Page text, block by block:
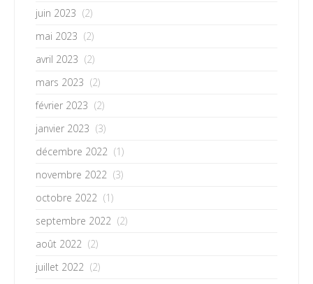
juin 2023 (2)
mai 2023 (2)
avril 2023 (2)
mars 2023 (2)
février 2023 (2)
janvier 2023 (3)
décembre 2022 (1)
novembre 2022 (3)
octobre 2022 (1)
septembre 2022 (2)
août 2022 (2)
juillet 2022 (2)